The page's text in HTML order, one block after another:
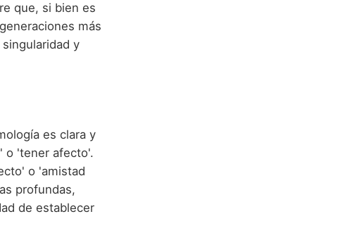
que, si bien es
más
y
o 'amistad
profundas,
de establecer